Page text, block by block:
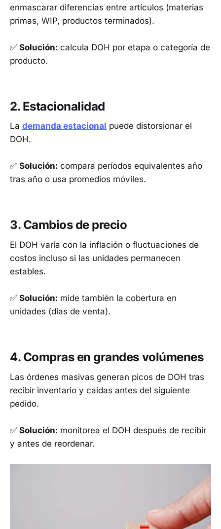
enmascarar diferencias entre artículos (materias
primas, WIP, productos terminados).
✅ Solución: calcula DOH por etapa o categoría de
producto.
2. Estacionalidad
La demanda estacional puede distorsionar el
DOH.
✅ Solución: compara períodos equivalentes año
tras año o usa promedios móviles.
3. Cambios de precio
El DOH varía con la inflación o fluctuaciones de
costos incluso si las unidades permanecen
estables.
✅ Solución: mide también la cobertura en
unidades (días de venta).
4. Compras en grandes volúmenes
Las órdenes masivas generan picos de DOH tras
recibir inventario y caídas antes del siguiente
pedido.
✅ Solución: monitorea el DOH después de recibir
y antes de reordenar.